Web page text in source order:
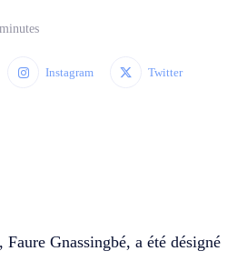
minutes
Instagram Twitter
Gnassingbé, a été désigné